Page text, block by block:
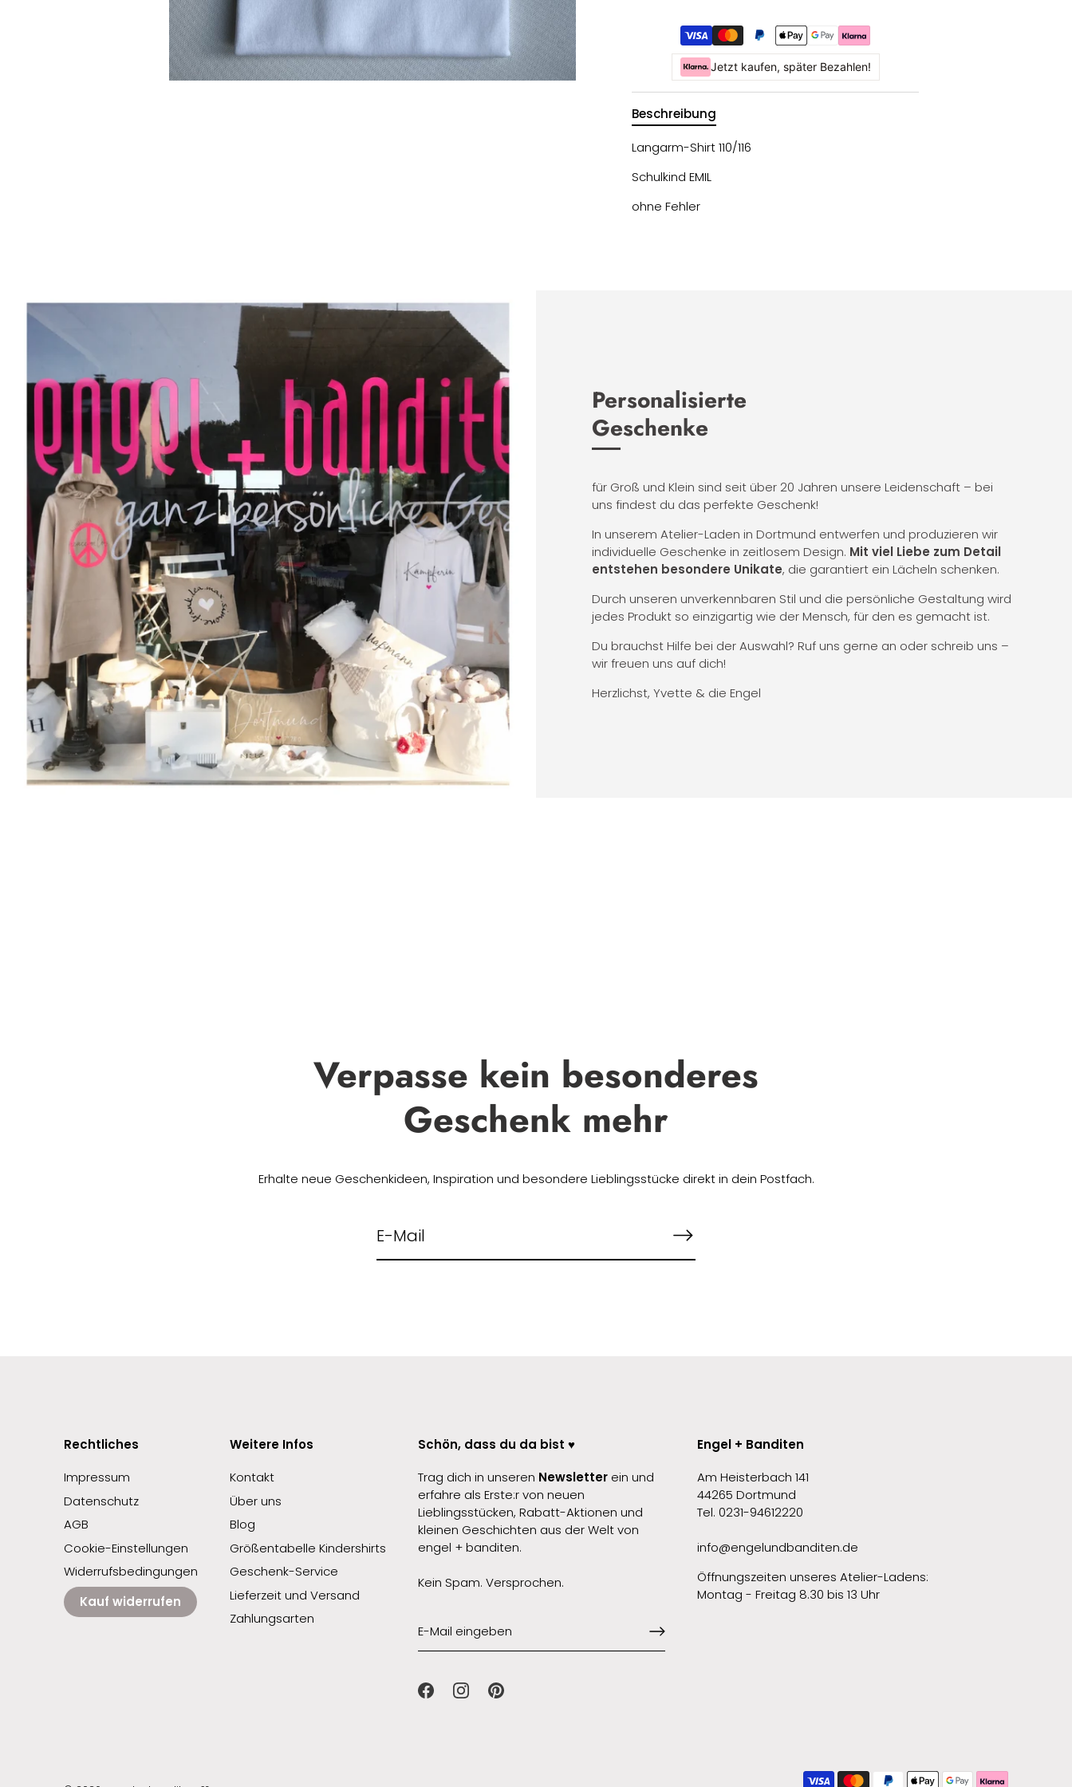
Jetzt kaufen, später Bezahlen!
Beschreibung
Langarm-Shirt 110/116
Schulkind EMIL
ohne Fehler
Personalisierte
Geschenke
für Groß und Klein sind seit über 20 Jahren unsere Leidenschaft – bei
uns findest du das perfekte Geschenk!
In unserem Atelier-Laden in Dortmund entwerfen und produzieren wir
individuelle Geschenke in zeitlosem Design. Mit viel Liebe zum Detail
entstehen besondere Unikate, die garantiert ein Lächeln schenken.
Durch unseren unverkennbaren Stil und die persönliche Gestaltung wird
jedes Produkt so einzigartig wie der Mensch, für den es gemacht ist.
Du brauchst Hilfe bei der Auswahl? Ruf uns gerne an oder schreib uns –
wir freuen uns auf dich!
Herzlichst, Yvette & die Engel
Verpasse kein besonderes
Geschenk mehr
Erhalte neue Geschenkideen, Inspiration und besondere Lieblingsstücke direkt in dein Postfach.
Rechtliches
Impressum
Datenschutz
AGB
Cookie-Einstellungen
Widerrufsbedingungen
Kauf widerrufen
Weitere Infos
Kontakt
Über uns
Blog
Größentabelle Kindershirts
Geschenk-Service
Lieferzeit und Versand
Zahlungsarten
Schön, dass du da bist ♥️
Trag dich in unseren Newsletter ein und
erfahre als Erste:r von neuen
Lieblingsstücken, Rabatt-Aktionen und
kleinen Geschichten aus der Welt von
engel + banditen.
Kein Spam. Versprochen.
Engel + Banditen
Am Heisterbach 141
44265 Dortmund
Tel. 0231-94612220
info@engelundbanditen.de
Öffnungszeiten unseres Atelier-Ladens:
Montag - Freitag 8.30 bis 13 Uhr